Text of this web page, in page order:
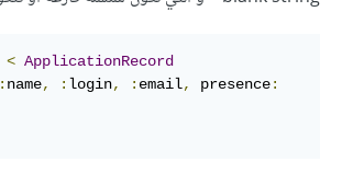
< ApplicationRecord
: name, : login, : email, presence: